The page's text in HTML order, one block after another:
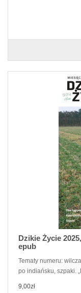
Dzikie Życie
epub
Tematy numeru:
po indiańsku, szpaki.
9,00zł